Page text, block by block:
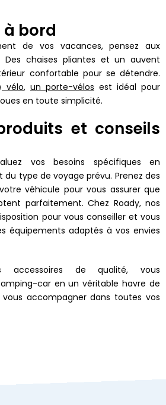
à bord
de vos vacances, pensez aux
Des chaises pliantes et un auvent
confortable pour se détendre.
vélo, un porte-vélos est idéal pour
en toute simplicité.
et conseils
vos besoins spécifiques en
type de voyage prévu. Prenez des
véhicule pour vous assurer que
parfaitement. Chez Roady, nos
pour vous conseiller et vous
équipements adaptés à vos envies
accessoires de qualité, vous
car en un véritable havre de
accompagner dans toutes vos